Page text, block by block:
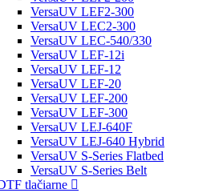
VersaUV LEF2-300
VersaUV LEC2-300
VersaUV LEC-540/330
VersaUV LEF-12i
VersaUV LEF-12
VersaUV LEF-20
VersaUV LEF-200
VersaUV LEF-300
VersaUV LEJ-640F
VersaUV LEJ-640 Hybrid
VersaUV S-Series Flatbed
VersaUV S-Series Belt
tlačiarne